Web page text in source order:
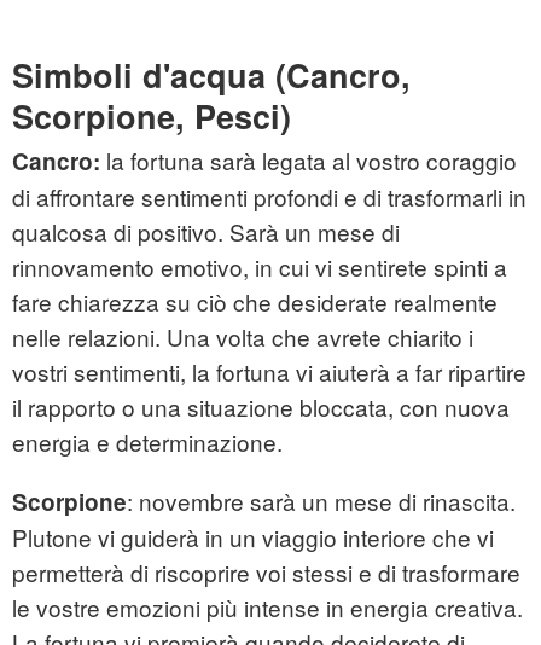
Simboli d'acqua (Cancro,
Scorpione, Pesci)
Cancro: la fortuna sarà legata al vostro coraggio
di affrontare sentimenti profondi e di trasformarli in
qualcosa di positivo. Sarà un mese di
rinnovamento emotivo, in cui vi sentirete spinti a
fare chiarezza su ciò che desiderate realmente
nelle relazioni. Una volta che avrete chiarito i
vostri sentimenti, la fortuna vi aiuterà a far ripartire
il rapporto o una situazione bloccata, con nuova
energia e determinazione.
Scorpione: novembre sarà un mese di rinascita.
Plutone vi guiderà in un viaggio interiore che vi
permetterà di riscoprire voi stessi e di trasformare
le vostre emozioni più intense in energia creativa.